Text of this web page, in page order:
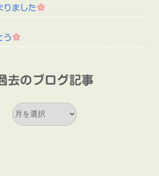
りました
う
去のブログ記事